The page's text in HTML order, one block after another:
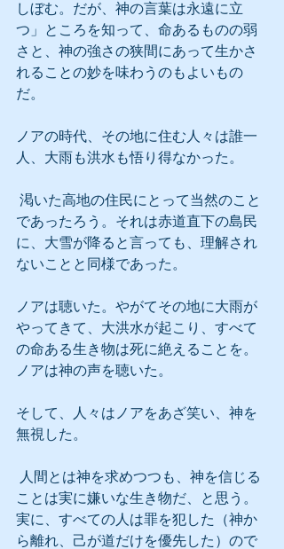
しぼむ。だが、神の言葉は永遠に立
つ」ところを知って、命あるものの弱
さと、神の強さの狭間にあって生かさ
れることの妙を味わうのもよいもの
だ。
ノアの時代、その地に住む人々は誰一
人、大雨も洪水も悟り得なかった。
であったろう。それは赤道直下の島民
に、大雪が降ると言っても、理解され
ないことと同様であった。
ノアは聴いた。やがてその地に大雨が
やってきて、大洪水が起こり、すべて
の命ある生き物は死に絶えることを。
ノアは神の声を聴いた。
そして、人々はノアをあざ笑い、神を
無視した。
ことは実に嫌いな生き物だ、と思う。
実に、すべての人は罪を犯した（神か
ら離れ、己が道だけを優先した）ので